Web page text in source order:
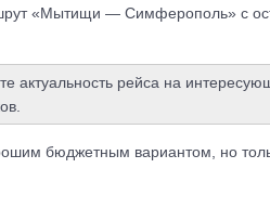
«Мытищи — Симферополь» с
актуальность рейса на
бюджетным вариантом, но